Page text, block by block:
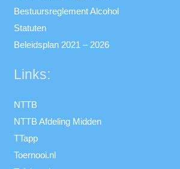
Bestuursreglement Alcohol
Statuten
Beleidsplan 2021 – 2026
Links:
NTTB
NTTB Afdeling Midden
TTapp
Toernooi.nl